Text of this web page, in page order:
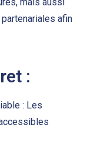
afin
:
: Les